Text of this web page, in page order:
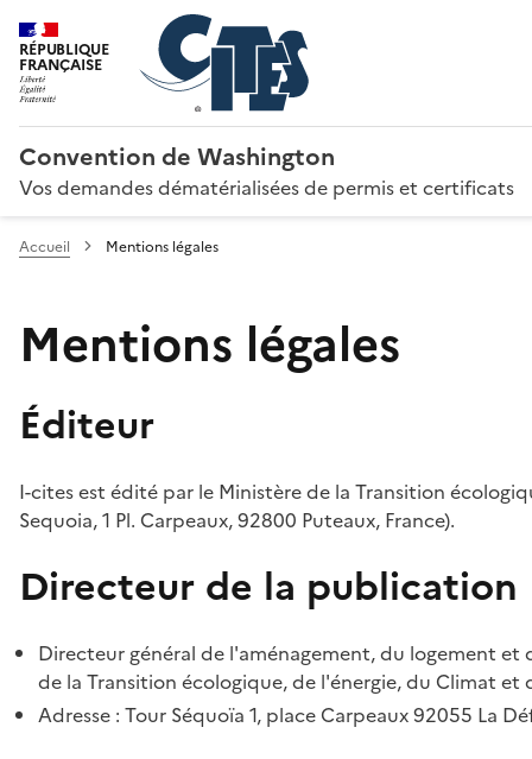
RÉPUBLIQUE
FRANÇAISE
Convention de Washington
Vos demandes dématérialisées de permis et certificats
Accueil Mentions légales
Mentions légales
Éditeur
I-cites est édité par le Ministère de la Transition
Sequoia, 1 Pl. Carpeaux, 92800 Puteaux, France).
Directeur de la publication
Directeur général de l'aménagement, du logement
de la Transition écologique, de l'énergie, du Climat et
Adresse : Tour Séquoïa 1, place Carpeaux 92055 La